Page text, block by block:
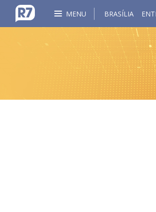
MENU BRASÍLIA